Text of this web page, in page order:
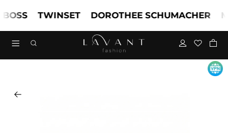
TWINSET DOROTHEE SCHUMACHER